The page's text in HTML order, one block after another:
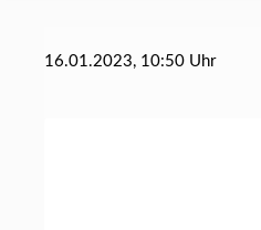
16.01.2023, 10:50 Uhr